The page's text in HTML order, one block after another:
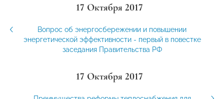
17 Октября 2017
Вопрос об энергосбережении и повышении
энергетической эффективности - первый в повестке
заседания Правительства РФ
17 Октября 2017